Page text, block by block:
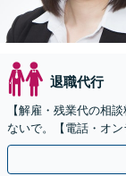
退職代行
【解雇・残業代の相
ないで。【電話・オン